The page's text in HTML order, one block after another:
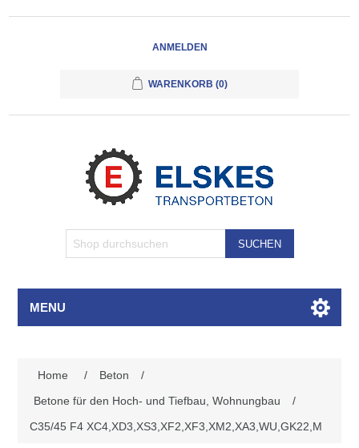
ANMELDEN
WARENKORB (0)
SUCHEN
MENU
Home / Beton
/
Betone für den Hoch- und Tiefbau, Wohnungbau
/
C35/45 F4 XC4,XD3,XS3,XF2,XF3,XM2,XA3,WU,GK22,M